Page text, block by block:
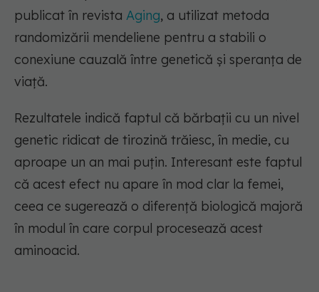
publicat în revista Aging, a utilizat metoda
randomizării mendeliene pentru a stabili o
conexiune cauzală între genetică și speranța de
viață.
Rezultatele indică faptul că bărbații cu un nivel
genetic ridicat de tirozină trăiesc, în medie, cu
aproape un an mai puțin. Interesant este faptul
că acest efect nu apare în mod clar la femei,
ceea ce sugerează o diferență biologică majoră
în modul în care corpul procesează acest
aminoacid.